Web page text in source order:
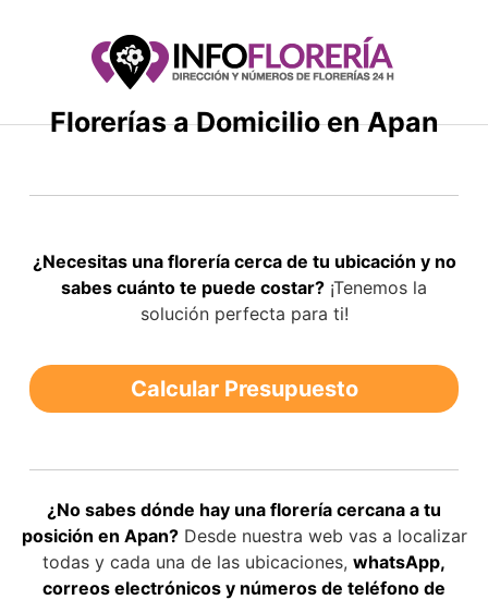
Florerías a Domicilio en Apan
¿Necesitas una florería cerca de tu ubicación y no
sabes cuánto te puede costar? ¡Tenemos la
solución perfecta para ti!
Calcular Presupuesto
¿No sabes dónde hay una florería cercana a tu
posición en Apan?Desde nuestra web vas a localizar
todas y cada una de las ubicaciones, whatsApp,
correos electrónicos y números de teléfono de